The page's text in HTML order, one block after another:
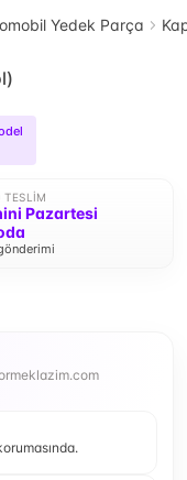
Yedek Parça
TESLIM
Pazartesi